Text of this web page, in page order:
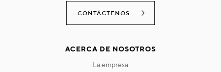
CONTÁCTENOS
ACERCA DE NOSOTROS
la empresa